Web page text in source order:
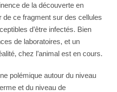
de la découverte en
de ce fragment sur des cellules
d’être infectés. Bien
de laboratoires, et un
chez l’animal est en cours.
polémique autour du niveau
et du niveau de